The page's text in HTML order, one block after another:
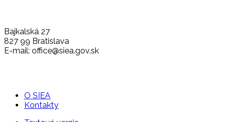
Bajkalská 27
827 99 Bratislava
E-mail: office@siea.gov.sk
O SIEA
Kontakty